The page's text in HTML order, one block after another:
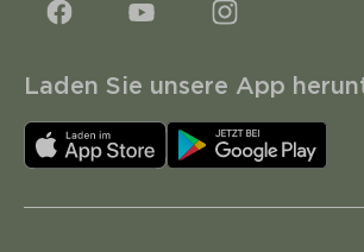
Laden Sie unsere App